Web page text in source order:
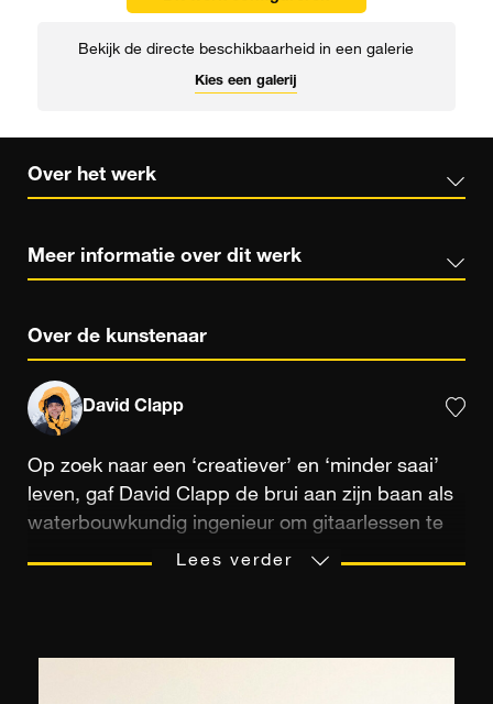
Bekijk de directe beschikbaarheid in een galerie
Kies een galerij
Over het werk
Meer informatie over dit werk
Over de kunstenaar
David Clapp
Op zoek naar een ‘creatiever’ en ‘minder saai’
leven, gaf David Clapp de brui aan zijn baan als
waterbouwkundig ingenieur om gitaarlessen te
geven. Al snel ging hij inzien dat hij via fotografie
Lees verder